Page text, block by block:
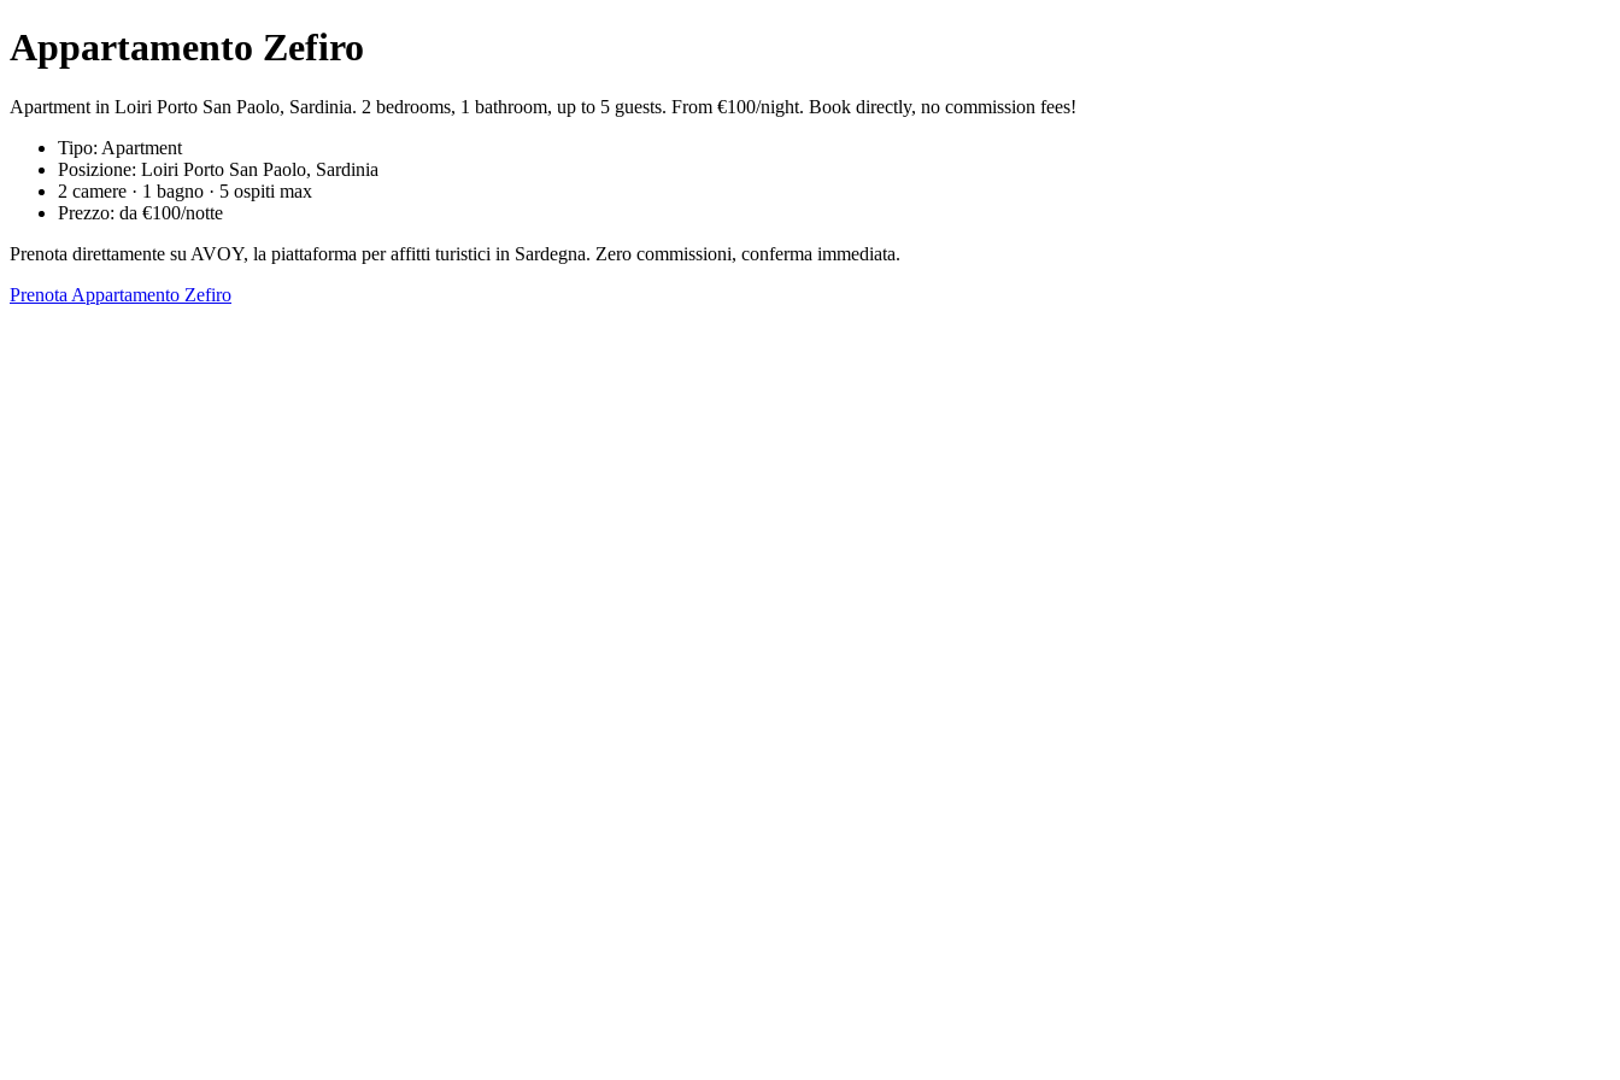
Appartamento Zefiro
Apartment in Loiri Porto San Paolo, Sardinia. 2 bedrooms, 1 bathroom, up to 5 guests. From €100/night. Book directly, no commission fees!
Tipo: Apartment
Posizione: Loiri Porto San Paolo, Sardinia
2 camere · 1 bagno · 5 ospiti max
Prezzo: da €100/notte
Prenota direttamente su AVOY, la piattaforma per affitti turistici in Sardegna. Zero commissioni, conferma immediata.
Prenota Appartamento Zefiro